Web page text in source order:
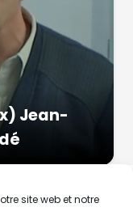
site web et notre
Jean-